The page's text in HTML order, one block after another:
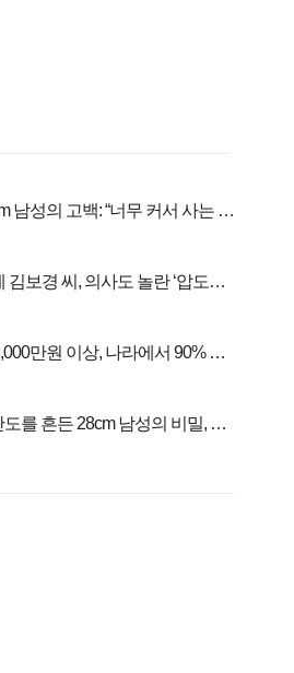
남성의 고백: “너무 커서 사는 게
김보경 씨, 의사도 놀란 ‘압도적
만원 이상, 나라에서 90% 갚
도를 흔든 28cm 남성의 비밀, 매